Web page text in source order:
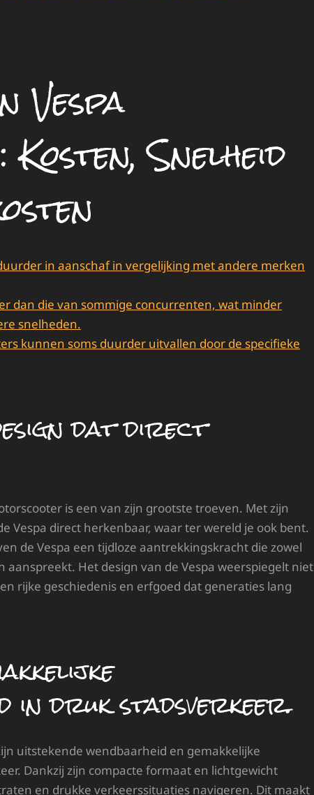
Vespa
Snelheid
in aanschaf in vergelijking met andere merken
dan die van sommige concurrenten, wat minder
snelheden.
kunnen soms duurder uitvallen door de specifieke
dat direct
is een van zijn grootste troeven. Met zijn
Vespa direct herkenbaar, waar ter wereld je ook bent.
de Vespa een tijdloze aantrekkingskracht die zowel
Het design van de Vespa weerspiegelt niet
rijke geschiedenis en erfgoed dat generaties lang
in druk stadsverkeer.
uitstekende wendbaarheid en gemakkelijke
Dankzij zijn compacte formaat en lichtgewicht
en drukke verkeerssituaties navigeren. Dit maakt